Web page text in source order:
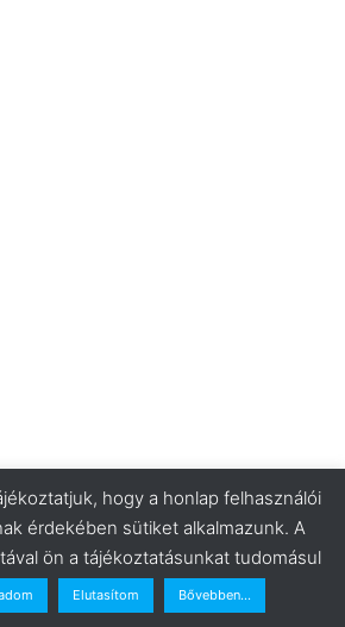
hogy a honlap felhasználói
érdekében sütiket alkalmazunk. A
ön a tájékoztatásunkat tudomásul
Elutasítom Bővebben...